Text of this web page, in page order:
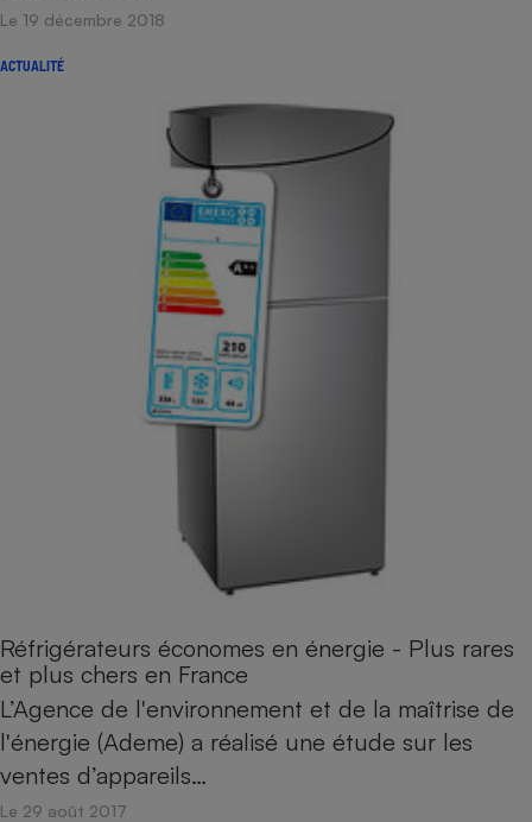
Le 19 décembre 2018
ACTUALITÉ
Réfrigérateurs économes en énergie - Plus rares
et plus chers en France
L’Agence de l'environnement et de la maîtrise de
l'énergie (Ademe) a réalisé une étude sur les
ventes d’appareils…
Le 29 août 2017